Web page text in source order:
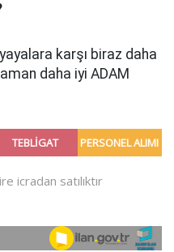
karşı biraz daha
daha iyi ADAM